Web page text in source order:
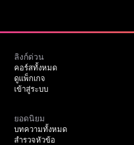
ลิงก์ด่วน
คอร์สทั้งหมด
ดูแพ็กเกจ
เข้าสู่ระบบ
ยอดนิยม
บทความทั้งหมด
สำรวจหัวข้อ